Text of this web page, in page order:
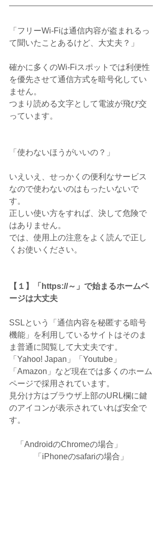
「フリーWi-Fiは通信内容が盗まれるっ
て聞いたことあるけど、大丈夫？」
確かに多くのWi-Fiスポットでは利便性
を優先させて通信方式を暗号化してい
ません。
つまり読める文字として電波が飛び交
っています。
「使わないほうがいいの？」
いえいえ、せっかくの便利なサービス
なので使わないのはもったいないで
す。
正しい使い方をすれば、決して危険で
はありません。
では、使用上の注意をよく読んで正し
くお使いください。
【１】「https://～」で始まるホームペ
ージは大丈夫
SSLという「通信内容を秘匿する暗号
機能」を利用しているサイトはそのま
ま普通に閲覧して大丈夫です。
「Yahoo! Japan」「Youtube」
「Amazon」など現在では多くのホーム
ページで採用されています。
見分け方はブラウザ上部のURL欄に鍵
のアイコンが表示されていれば安全で
す。
「AndroidのChromeの場合」
「iPhoneのsafariの場合」